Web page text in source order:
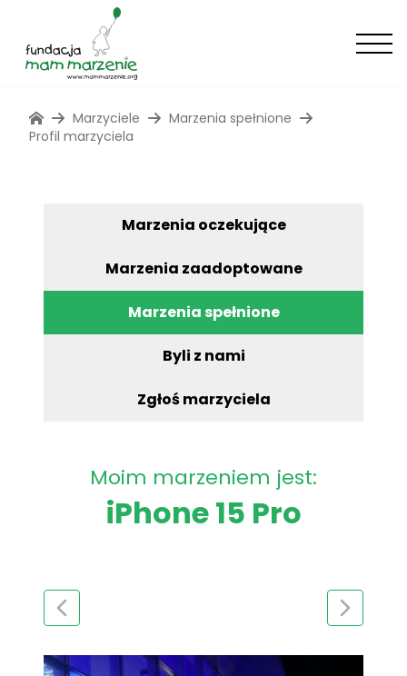
Marzyciele
Marzenia spełnione
Profil marzyciela
Marzenia oczekujące
Marzenia zaadoptowane
Marzenia spełnione
Byli z nami
Zgłoś marzyciela
Moim marzeniem jest:
iPhone 15 Pro